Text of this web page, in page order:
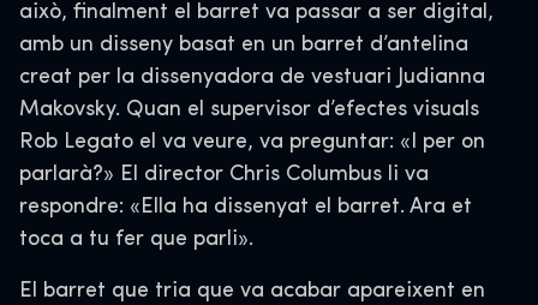
això, finalment el barret va passar a ser digital,
amb un disseny basat en un barret d’antelina
creat per la dissenyadora de vestuari Judianna
Makovsky. Quan el supervisor d’efectes visuals
Rob Legato el va veure, va preguntar: «I per on
parlarà?» El director Chris Columbus li va
respondre: «Ella ha dissenyat el barret. Ara et
toca a tu fer que parli».
El barret que tria que va acabar apareixent en